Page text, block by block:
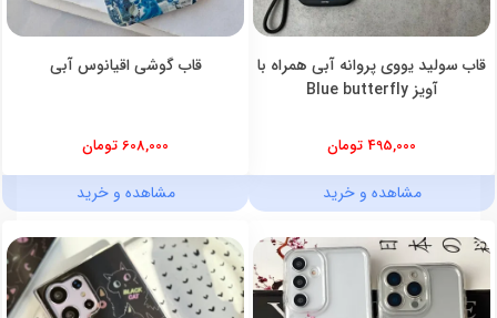
قاب سولید یووی پروانه آبی همراه با
آویز Blue butterfly
495,000 تومان
مشاهده و خرید
قاب گوشی اقیانوس آبی
608,000 تومان
مشاهده و خرید